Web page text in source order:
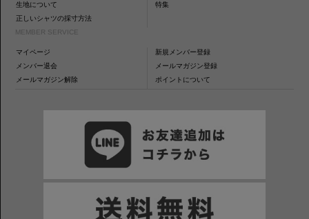
生地について
特集
正しいシャツの採寸方法
MEMBER SERVICE
マイページ
新規メンバー登録
メンバー退会
メールマガジン登録
メールマガジン解除
ポイントについて